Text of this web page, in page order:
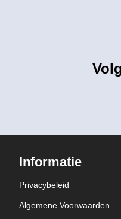
Informatie
Privacybeleid
Algemene Voorwaarden